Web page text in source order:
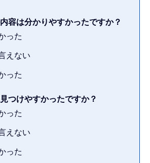
容は分かりやすかったですか？
った
えない
った
つけやすかったですか？
った
えない
った